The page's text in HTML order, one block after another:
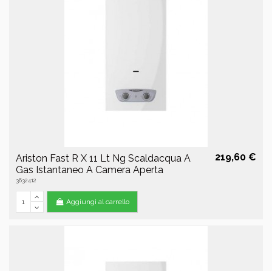
Ariston Fast R X 11 Lt Ng Scaldacqua A
Gas Istantaneo A Camera Aperta
3632412
219,60 €
Aggiungi al carrello